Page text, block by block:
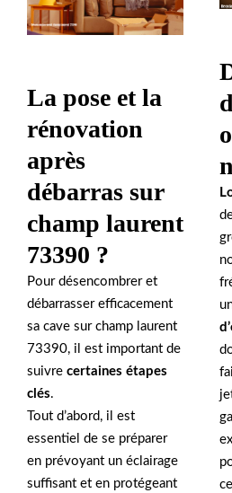
La pose et la
rénovation
après
débarras sur
champ laurent
73390 ?
Pour désencombrer et
débarrasser efficacement
sa cave sur champ laurent
73390, il est important de
suivre certaines étapes
clés.
Tout d’abord, il est
essentiel de se préparer
en prévoyant un éclairage
suffisant et en protégeant